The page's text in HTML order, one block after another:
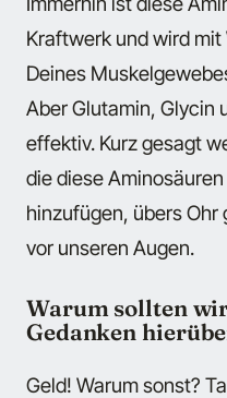
Kraftwerk und wird
Deines
Aber Glutamin, Glycin
effektiv. Kurz gesagt
die diese
hinzufügen, übers Ohr
vor unseren Augen.
Warum sollten
Gedanken
Geld! Warum sonst?